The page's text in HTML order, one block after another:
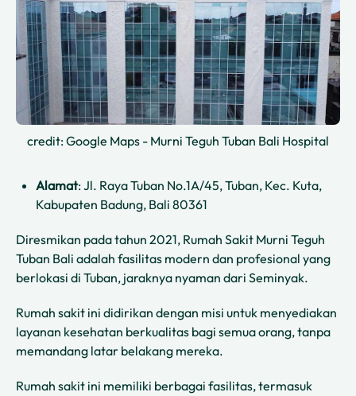
credit: Google Maps - Murni Teguh Tuban Bali Hospital
Alamat: Jl. Raya Tuban No.1A/45, Tuban, Kec. Kuta,
Kabupaten Badung, Bali 80361
Diresmikan pada tahun 2021, Rumah Sakit Murni Teguh
Tuban Bali adalah fasilitas modern dan profesional yang
berlokasi di Tuban, jaraknya nyaman dari Seminyak.
Rumah sakit ini didirikan dengan misi untuk menyediakan
layanan kesehatan berkualitas bagi semua orang, tanpa
memandang latar belakang mereka.
Rumah sakit ini memiliki berbagai fasilitas, termasuk